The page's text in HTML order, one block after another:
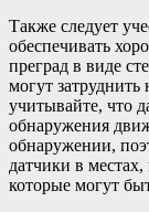
Также следует
обеспечивать
преград в виде
могут
учитывайте, что
обнаружения
обнаружении,
датчики в
которые могут